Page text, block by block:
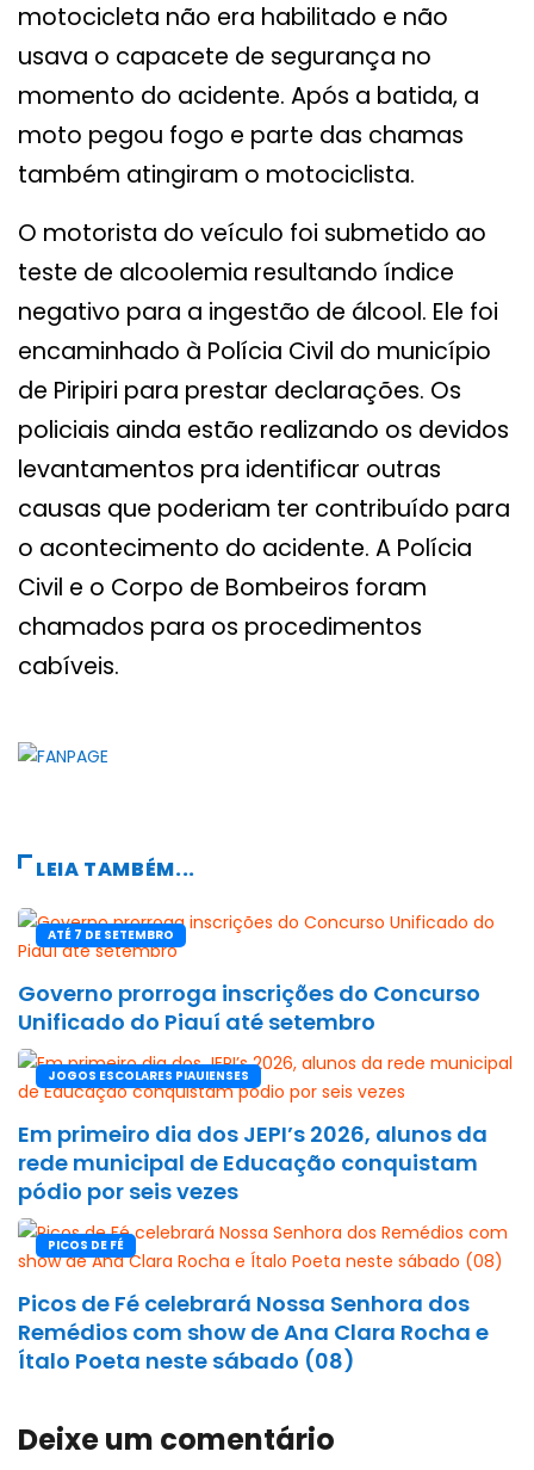
motocicleta não era habilitado e não
usava o capacete de segurança no
momento do acidente. Após a batida, a
moto pegou fogo e parte das chamas
também atingiram o motociclista.
O motorista do veículo foi submetido ao
teste de alcoolemia resultando índice
negativo para a ingestão de álcool. Ele foi
encaminhado à Polícia Civil do município
de Piripiri para prestar declarações. Os
policiais ainda estão realizando os devidos
levantamentos pra identificar outras
causas que poderiam ter contribuído para
o acontecimento do acidente. A Polícia
Civil e o Corpo de Bombeiros foram
chamados para os procedimentos
cabíveis.
LEIA TAMBÉM...
ATÉ 7 DE SETEMBRO
Governo prorroga inscrições do Concurso
Unificado do Piauí até setembro
JOGOS ESCOLARES PIAUIENSES
Em primeiro dia dos JEPI’s 2026, alunos da
rede municipal de Educação conquistam
pódio por seis vezes
PICOS DE FÉ
Picos de Fé celebrará Nossa Senhora dos
Remédios com show de Ana Clara Rocha e
Ítalo Poeta neste sábado (08)
Deixe um comentário